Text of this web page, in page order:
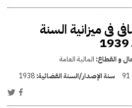
فى ميزانية السنة
و القطاع: المالية العامة
91 سنة الإصدار/السنة القضائية:1938